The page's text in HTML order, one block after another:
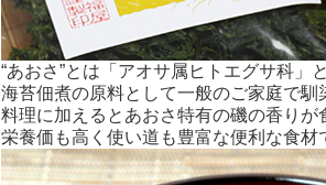
“あおさ”とは「アオサ属ヒトエグサ科」
海苔佃煮の原料として一般のご家庭で馴
料理に加えるとあおさ特有の磯の香りが
栄養価も高く使い道も豊富な便利な食